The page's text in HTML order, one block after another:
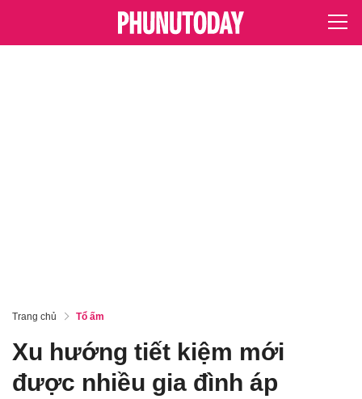
Trang chủ Tổ ấm
Xu hướng tiết kiệm mới
được nhiều gia đình áp